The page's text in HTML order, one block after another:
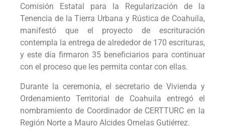
Comisión Estatal para la Regularización de la
Tenencia de la Tierra Urbana y Rústica de Coahuila,
manifestó que el proyecto de escrituración
contempla la entrega de alrededor de 170 escrituras,
y este día firmaron 35 beneficiarios para continuar
con el proceso que les permita contar con ellas.
Durante la ceremonia, el secretario de Vivienda y
Ordenamiento Territorial de Coahuila entregó el
nombramiento de Coordinador de CERTTURC en la
Región Norte a Mauro Alcides Ornelas Gutiérrez.